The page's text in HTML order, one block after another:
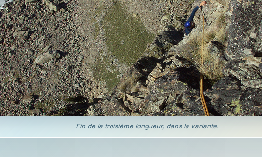
Fin de la troisième longueur, dans la variante.